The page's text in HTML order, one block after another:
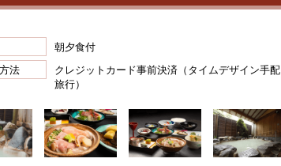
朝夕食付
法
クレジットカード事前決済（タイムデザイン手配
旅行）